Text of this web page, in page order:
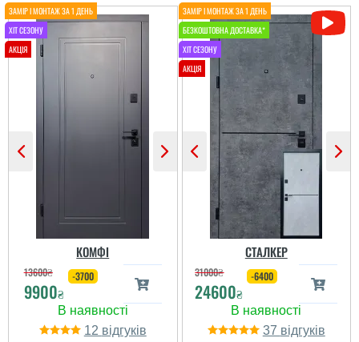
КОМФІ
13600₴
9900₴
-3700
12
СТАЛКЕР
31000₴
24600₴
-6400
37